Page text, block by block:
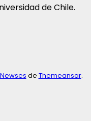
de Chile.
Newses de Themeansar.